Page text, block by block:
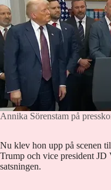
Annika Sörenstam på
Nu klev hon upp på scenen
Trump och vice president JD
satsningen.